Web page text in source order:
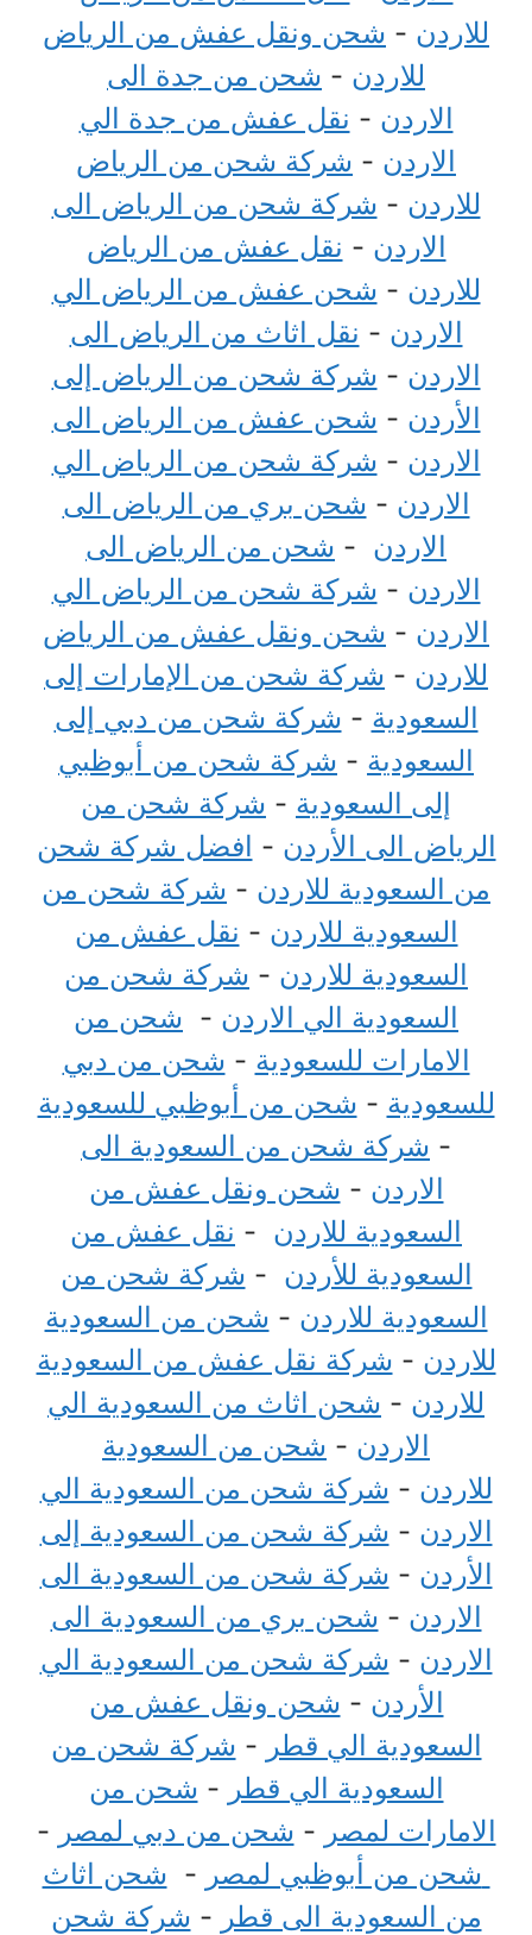
للاردن - شحن ونقل عفش من الرياض
للاردن - شحن من جدة الى
الاردن - نقل عفش من جدة الي
الاردن - شركة شحن من الرياض
للاردن - شركة شحن من الرياض الى
الاردن - نقل عفش من الرياض
للاردن - شحن عفش من الرياض الي
الاردن - نقل اثاث من الرياض الى
الاردن - شركة شحن من الرياض إلى
الأردن - شحن عفش من الرياض الى
الاردن - شركة شحن من الرياض الي
الاردن - شحن بري من الرياض الى
الاردن - شحن من الرياض الى
الاردن - شركة شحن من الرياض الي
الاردن - شحن ونقل عفش من الرياض
للاردن - شركة شحن من الإمارات إلى
السعودية - شركة شحن من دبي إلى
السعودية - شركة شحن من أبوظبي
إلى السعودية - شركة شحن من
الرياض الى الأردن - افضل شركة شحن
من السعودية للاردن - شركة شحن من
السعودية للاردن - نقل عفش من
السعودية للاردن - شركة شحن من
السعودية الي الاردن - شحن من
الامارات للسعودية - شحن من دبي
للسعودية - شحن من أبوظبي للسعودية
- شركة شحن من السعودية الى
الاردن - شحن ونقل عفش من
السعودية للاردن - نقل عفش من
السعودية للأردن - شركة شحن من
السعودية للاردن - شحن من السعودية
للاردن - شركة نقل عفش من السعودية
للاردن - شحن اثاث من السعودية الي
الاردن - شحن من السعودية
للاردن - شركة شحن من السعودية الي
الاردن - شركة شحن من السعودية إلى
الأردن - شركة شحن من السعودية الى
الاردن - شحن بري من السعودية الى
الاردن - شركة شحن من السعودية الي
الأردن - شحن ونقل عفش من
السعودية الي قطر - شركة شحن من
السعودية الي قطر - شحن من
الامارات لمصر - شحن من دبي لمصر -
شحن من أبوظبي لمصر - شحن اثاث
من السعودية الى قطر - شركة شحن